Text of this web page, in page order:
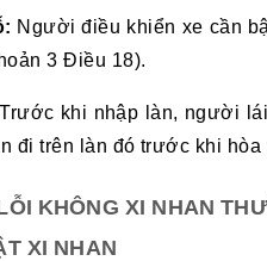
Người điều khiển xe cần
3 Điều 18).
Trước khi nhập làn, người
đi trên làn đó trước khi
KHÔNG XI NHAN
XI NHAN